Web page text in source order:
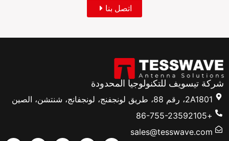
اتصل بنا
شركة تيسويف للتكنولوجيا المحدودة
2A1801، رقم 88، طريق لونجفنج، لونجفانج، شنتشن، الصين
+86-755-23592105
sales@tesswave.com